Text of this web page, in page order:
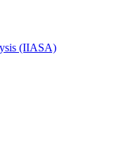
(IIASA)